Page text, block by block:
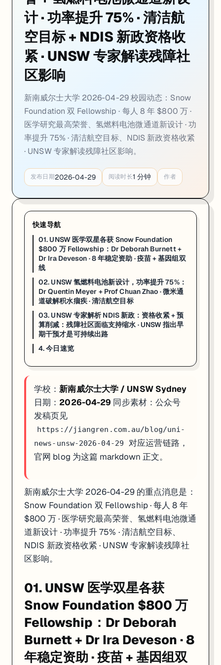
02. UNSW 氢燃料电池新设计，功率提升 75%
：UNSW 化学学院 Dr Quentin Meyer与Prof Chuan Zhao
技术突破：传统燃料电池内水分积聚会堵塞气体流道、压降急升→功率
成本优化：新架构同步
：首要目标是
来源：UNSW Newsroom · 2026-04
03. UNSW 专家解析 NDIS 新政：资格收紧 +
：澳洲国家残障保险计划（NDIS）新一轮改革落地，UNSW 社
核心矛盾 ：UNSW 专家指出：单纯砍预算并非可持续路径 ——真正降低
社区影响：残障倡导团体对新政提出强烈质疑，认为资格收紧标准不
来源：
4. 今日速览
Snow 医学 Fellowship × 2：Dr Burnett（自免疫疫苗）+ Dr
氢燃料电池 +75%
NDIS 资格收紧落地
：年支出 $420 亿后政府收紧准入；部分残
如果你在看 UNSW 的申请、奖学金或研究机会，这篇可以直接当作今
计 · 功率提升 75% · 清洁航
空目标 + NDIS 新政资格收
紧 · UNSW 专家解读残障社
区影响
新南威尔士大学 2026-04-29 校园动态：Snow
Foundation 双 Fellowship · 每人 8 年 $800 万 ·
医学研究最高荣誉、氢燃料电池微通道新设计 · 功
率提升 75% · 清洁航空目标、NDIS 新政资格收紧
· UNSW 专家解读残障社区影响。
发布日期2026-04-29 阅读时长1 分钟 作者
快速导航
01. UNSW 医学双星各获 Snow Foundation
$800 万 Fellowship：Dr Deborah Burnett +
Dr Ira Deveson · 8 年稳定资助 · 疫苗 + 基因组双
线
02. UNSW 氢燃料电池新设计，功率提升 75%：
Dr Quentin Meyer + Prof Chuan Zhao · 微米通
道破解积水痼疾 · 清洁航空目标
03. UNSW 专家解析 NDIS 新政：资格收紧 + 预
算削减：残障社区面临支持缩水 · UNSW 指出早
期干预才是可持续出路
4. 今日速览
学校：新南威尔士大学 / UNSW Sydney
日期： 2026-04-29 同步素材：公众号
发稿页见
https://jiangren.com.au/blog/uni-
news-unsw-2026-04-29
对应运营链路，
官网 blog 为这篇 markdown 正文。
新南威尔士大学 2026-04-29 的重点消息是：
Snow Foundation 双 Fellowship · 每人 8 年
$800 万 · 医学研究最高荣誉、氢燃料电池微通
道新设计 · 功率提升 75% · 清洁航空目标、
NDIS 新政资格收紧 · UNSW 专家解读残障社
区影响。
01. UNSW 医学双星各获
Snow Foundation $800 万
Fellowship：Dr Deborah
Burnett + Dr Ira Deveson · 8
年稳定资助 · 疫苗 + 基因组双